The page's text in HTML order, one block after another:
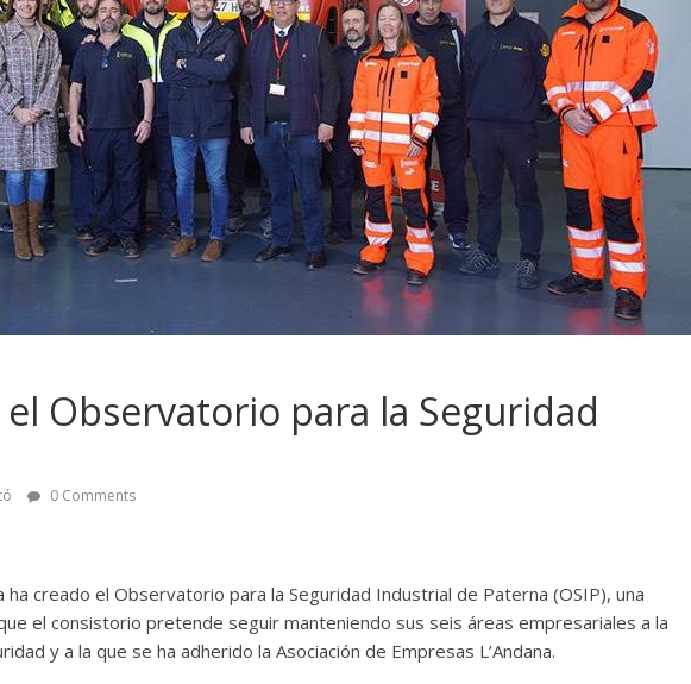
Observatorio para la Seguridad
0 Comments
ha creado el Observatorio para la Seguridad Industrial de Paterna (OSIP), una
el consistorio pretende seguir manteniendo sus seis áreas empresariales a la
y a la que se ha adherido la Asociación de Empresas L’Andana.